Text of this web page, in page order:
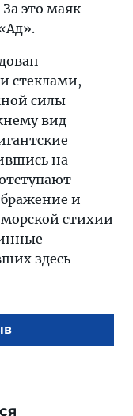
это маяк
стеклами,
силы
вид
на
и
стихии
здесь